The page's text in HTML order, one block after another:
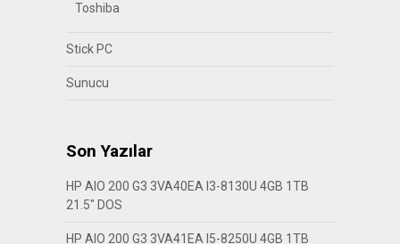
Toshiba
Stick PC
Sunucu
Son Yazılar
HP AIO 200 G3 3VA40EA I3-8130U 4GB 1TB
21.5″ DOS
HP AIO 200 G3 3VA41EA I5-8250U 4GB 1TB